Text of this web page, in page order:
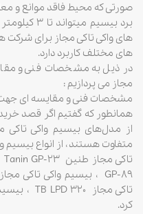
صورتی که محیط فاقد موانع و
برد بیسیم
های واکی تاکی مجاز برای شرکت
های مختلف کاربرد دارد.
در ذیل به مشخصات فنی و
مجاز می پردازیم :
مشخصات فنی و مقایسه ای جهت
همانطور که گفتیم اگر قصد
از مدل‌های بیسیم واکی تاکی
متفاوت هستند، از انواع بیسیم
کرد.